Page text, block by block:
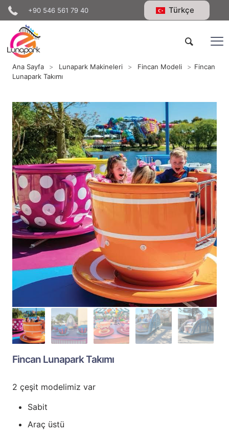
+90 546 561 79 40 Türkçe
Ana Sayfa > Lunapark Makineleri > Fincan Modeli > Fincan
Lunapark Takımı
Fincan Lunapark Takımı
2 çeşit modelimiz var
Sabit
Araç üstü